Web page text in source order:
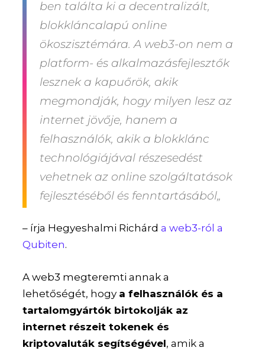
ben találta ki a decentralizált,
blokkláncalapú online
ökoszisztémára. A web3-on nem a
platform- és alkalmazásfejlesztők
lesznek a kapuőrök, akik
megmondják, hogy milyen lesz az
internet jövője, hanem a
felhasználók, akik a blokklánc
technológiájával részesedést
vehetnek az online szolgáltatások
fejlesztéséből és fenntartásából„
– írja Hegyeshalmi Richárda web3-ról a
Qubiten.
A web3 megteremti annak a
lehetőségét, hogy a felhasználók és a
tartalomgyártók birtokolják az
internet részeit tokenek és
kriptovaluták segítségével, amik a